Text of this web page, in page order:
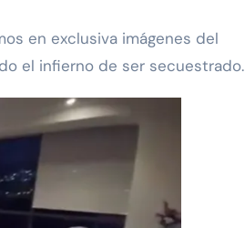
en exclusiva imágenes del
el infierno de ser secuestrado.